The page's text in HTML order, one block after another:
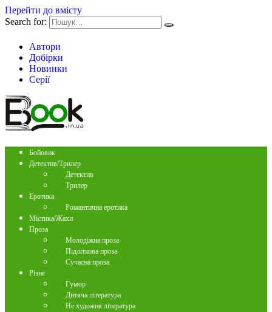
Перейти до вмісту
Search for:
Автори
Добірки
Новинки
Серії
Бойовик
Детектив/Трилер
Детектив
Трилер
Еротика
Романтична еротика
Містика/Жахи
Проза
Молодіжна проза
Підліткова проза
Сучасна проза
Різне
Гумор
Дитяча література
Не художня література